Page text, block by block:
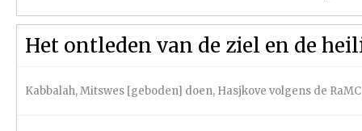
Het ontleden van de ziel en de
Kabbalah,Mitswes [geboden] doen, Hasjkove volgens de